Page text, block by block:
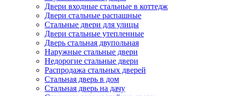
Двери входные стальные в коттедж
Двери стальные распашные
Стальные двери для улицы
Двери стальные утепленные
Дверь стальная двупольная
Наружные стальные двери
Недорогие стальные двери
Распродажа стальных дверей
Стальная дверь в дом
Стальная дверь на дачу